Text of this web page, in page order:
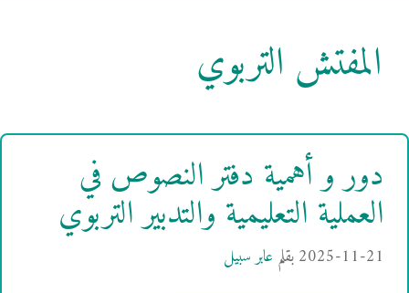
المفتش التربوي
دور و أهمية دفتر النصوص في
العملية التعليمية والتدبير التربوي
2025-11-21بقلم عابر سبيل